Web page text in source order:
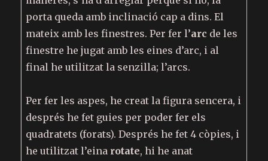
porta queda amb inclinació cap a dins. El
mateix amb les finestres. Per fer l’arc de les
finestre he jugat amb les eines d’arc, i al
final he utilitzat la senzilla; l’arcs.
Per fer les aspes, he creat la figura sencera, i
després he fet guies per poder fer els
quadratets (forats). Després he fet 4 còpies, i
he utilitzat l’eina rotate, hi he anat